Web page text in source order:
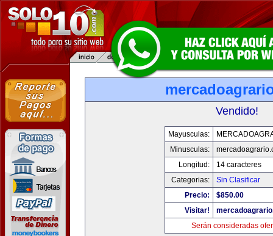
Vendido!
Mayusculas:
Minusculas:
Longitud:
14 caracteres
Categorias:
Sin Clasificar
Precio:
$850.00
Visitar!
Serán consideradas